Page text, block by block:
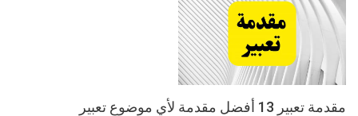
مقدمة تعبير 13 أفضل مقدمة لأي موضوع تعبير